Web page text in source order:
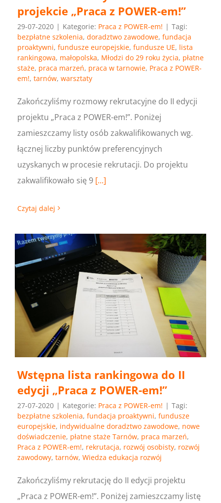
projekcie „Praca z POWER-em!”
29-07-2020 | Kategorie: Praca z POWER-em! | Tagi:
bezpłatne szkolenia, doradztwo zawodowe, fundacja
proaktywni, fundusze europejskie, fundusze UE, lista
rankingowa, małopolska, Młodzi do 29 roku życia, płatne
staże, praca marzeń, praca w tarnowie, Praca z POWER-
em!, tarnów, warsztaty
Zakończyliśmy rozmowy rekrutacyjne do II edycji
projektu „Praca z POWER-em!”. Poniżej
zamieszczamy listy osób zakwalifikowanych wg.
łącznej liczby punktów preferencyjnych
uzyskanych w procesie rekrutacji. Do projektu
zakwalifikowało się 9 [...]
Czytaj dalej
Wstępna lista rankingowa do II
edycji „Praca z POWER-em!”
27-07-2020 | Kategorie: Praca z POWER-em! | Tagi:
bezpłatne szkolenia, fundacja proaktywni, fundusze
europejskie, indywidualne doradztwo zawodowe, nowe
doświadczenie, płatne staże Tarnów, praca marzeń,
Praca z POWER-em!, rekrutacja, rozwój osobisty, rozwój
zawodowy, tarnów, Wiedza edukacja rozwój
Zakończyliśmy rekrutację do II edycji projektu
„Praca z POWER-em!”. Poniżej zamieszczamy listę